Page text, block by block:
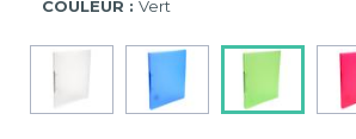
COULEUR : Vert